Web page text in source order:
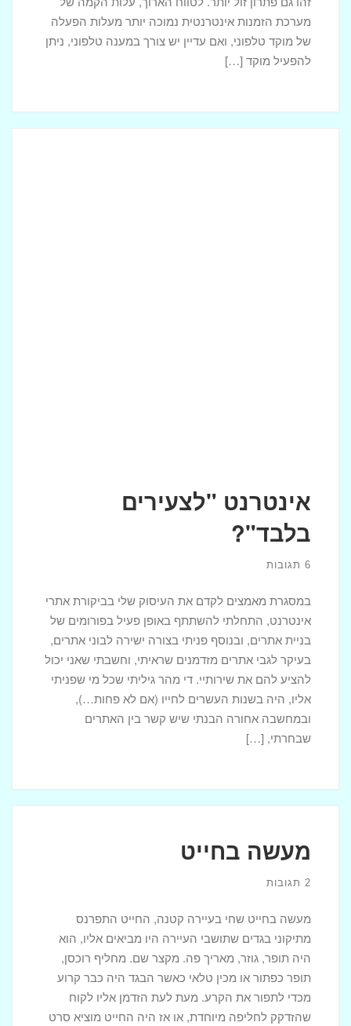
מערכת הזמנות אינטרנטית נמוכה יותר מעלות הפעלה
של מוקד טלפוני, ואם עדיין יש צורך במענה טלפוני, ניתן
להפעיל מוקד […]
אינטרנט "לצעירים
בלבד"?
6 תגובות
במסגרת מאמצים לקדם את העיסוק שלי בביקורת אתרי
אינטרנט, התחלתי להשתתף באופן פעיל בפורומים של
בניית אתרים, ובנוסף פניתי בצורה ישירה לבוני אתרים,
בעיקר לגבי אתרים מזדמנים שראיתי, וחשבתי שאני יכול
להציע להם את שירותיי. די מהר גיליתי שכל מי שפניתי
אליו, היה בשנות העשרים לחייו (אם לא פחות…),
ובמחשבה אחורה הבנתי שיש קשר בין האתרים
שבחרתי, […]
מעשה בחייט
2 תגובות
מעשה בחייט שחי בעיירה קטנה, החייט התפרנס
מתיקוני בגדים שתושבי העיירה היו מביאים אליו, הוא
היה תופר, גוזר, מאריך פה. מקצר שם. מחליף רוכסן,
תופר כפתור או מכין טלאי כאשר הבגד היה כבר קרוע
מכדי לתפור את הקרע. מעת לעת הזדמן אליו לקוח
שהזדקק לחליפה מיוחדת, או אז היה החייט מוציא סרט